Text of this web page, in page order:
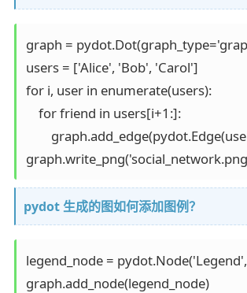
graph =
users = ['Alice', 'Bob', 'Carol']
for i, user in enumerate(users):
    for friend in users[i+1:]:
pydot 生成的图如何添加图例？
legend_node =
graph.add_node(legend_node)